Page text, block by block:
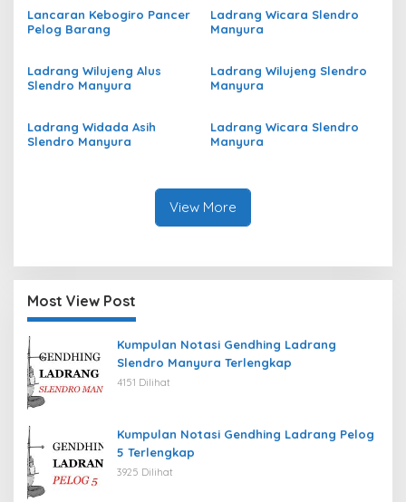
Lancaran Kebogiro Pancer
Pelog Barang
Ladrang Wicara Slendro
Manyura
Ladrang Wilujeng Alus
Slendro Manyura
Ladrang Wilujeng Slendro
Manyura
Ladrang Widada Asih
Slendro Manyura
Ladrang Wicara Slendro
Manyura
View More
Most View Post
Kumpulan Notasi Gendhing Ladrang
Slendro Manyura Terlengkap
4151 Dilihat
Kumpulan Notasi Gendhing Ladrang Pelog
5 Terlengkap
3925 Dilihat